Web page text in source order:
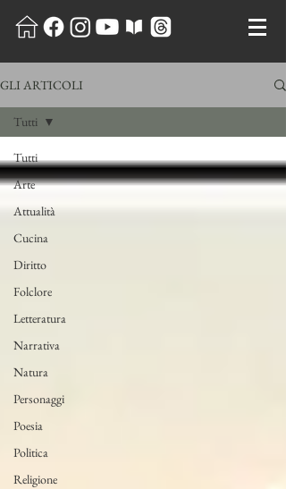
GLI ARTICOLI
Tutti
Arte
Attualità
Cucina
Diritto
Folclore
Letteratura
Narrativa
Natura
Personaggi
Poesia
Politica
Religione
Tutti